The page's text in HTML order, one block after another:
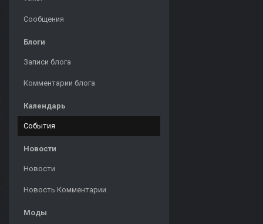
Сообщения
Блоги
Записи блога
Комментарии блога
Календарь
События
Новости
Новости
Новость Комментарии
Моды